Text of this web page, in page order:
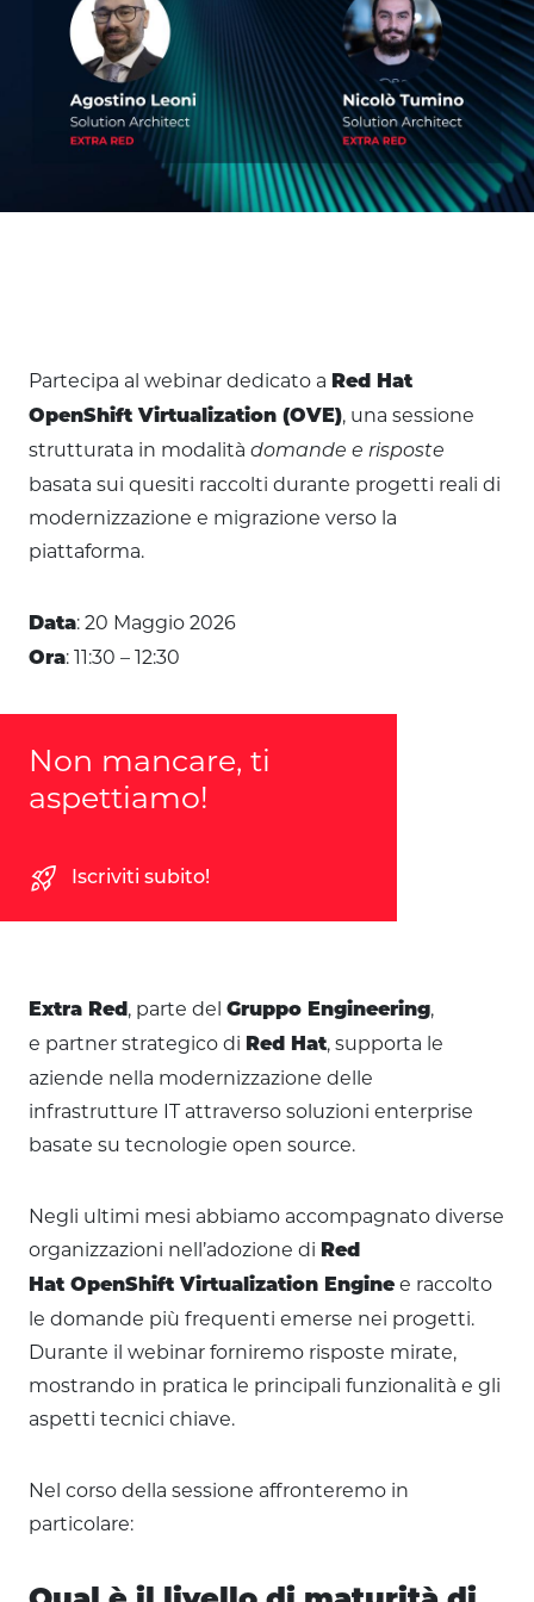
Partecipa al webinar dedicato a Red Hat
OpenShift Virtualization (OVE), una sessione
strutturata in modalità domande e risposte
basata sui quesiti raccolti durante progetti reali di
modernizzazione e migrazione verso la
piattaforma.
Data: 20 Maggio 2026
Ora: 11:30 – 12:30
Non mancare, ti
aspettiamo!
rocket_launch Iscriviti subito!
Extra Red, parte del Gruppo Engineering,
e partner strategico di Red Hat, supporta le
aziende nella modernizzazione delle
infrastrutture IT attraverso soluzioni enterprise
basate su tecnologie open source.
Negli ultimi mesi abbiamo accompagnato diverse
organizzazioni nell’adozione di Red
Hat OpenShift Virtualization Engine e raccolto
le domande più frequenti emerse nei progetti.
Durante il webinar forniremo risposte mirate,
mostrando in pratica le principali funzionalità e gli
aspetti tecnici chiave.
Nel corso della sessione affronteremo in
particolare: